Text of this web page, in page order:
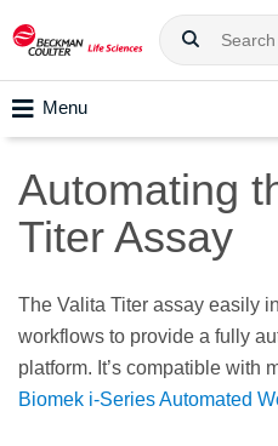
Menu
Automating
Titer Assay
The Valita Titer assay easily
workflows to provide a fully
platform. It’s compatible with
Biomek i-Series Automated